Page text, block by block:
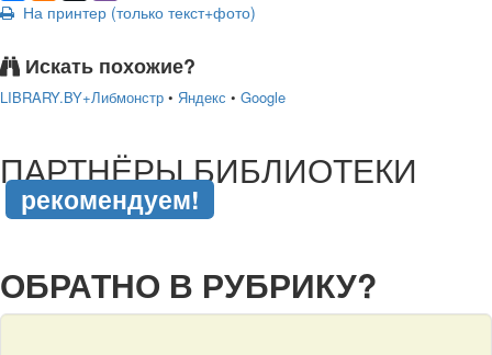
На принтер (только текст+фото)
Искать похожие?
LIBRARY.BY+Либмонстр • Яндекс • Google
ПАРТНЁРЫ БИБЛИОТЕКИ
рекомендуем!
ОБРАТНО В РУБРИКУ?